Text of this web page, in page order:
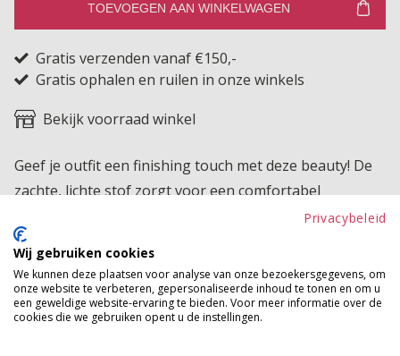
TOEVOEGEN AAN WINKELWAGEN
Gratis verzenden vanaf €150,-
Gratis ophalen en ruilen in onze winkels
Bekijk voorraad winkel
Geef je outfit een finishing touch met deze beauty! De
zachte, lichte stof zorgt voor een comfortabel
draaggevoel en maakt het geschikt voor elk seizoen.
Product kenmerken
Betaalinformatie
Privacybeleid
Wij gebruiken cookies
We kunnen deze plaatsen voor analyse van onze bezoekersgegevens, om
onze website te verbeteren, gepersonaliseerde inhoud te tonen en om u
een geweldige website-ervaring te bieden. Voor meer informatie over de
cookies die we gebruiken opent u de instellingen.